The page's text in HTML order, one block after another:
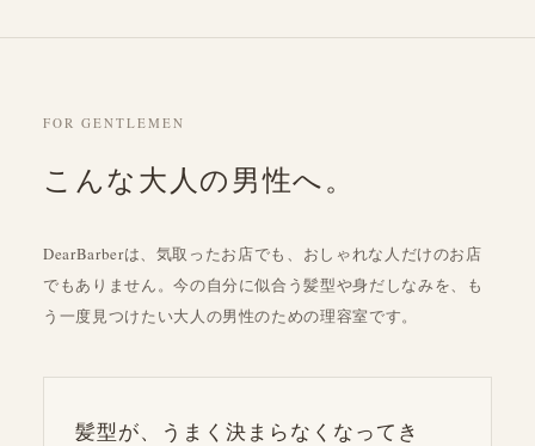
FOR GENTLEMEN
こんな大人の男性へ。
DearBarberは、気取ったお店でも、おしゃれな人だけのお店
でもありません。今の自分に似合う髪型や身だしなみを、も
う一度見つけたい大人の男性のための理容室です。
髪型が、うまく決まらなくなってき